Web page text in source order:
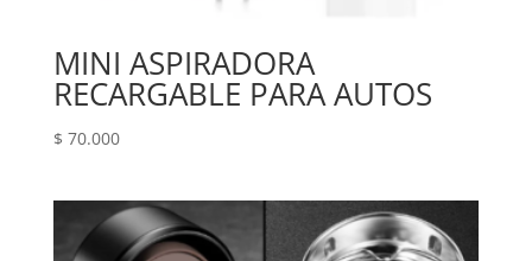
MINI ASPIRADORA
RECARGABLE PARA AUTOS
$ 70.000